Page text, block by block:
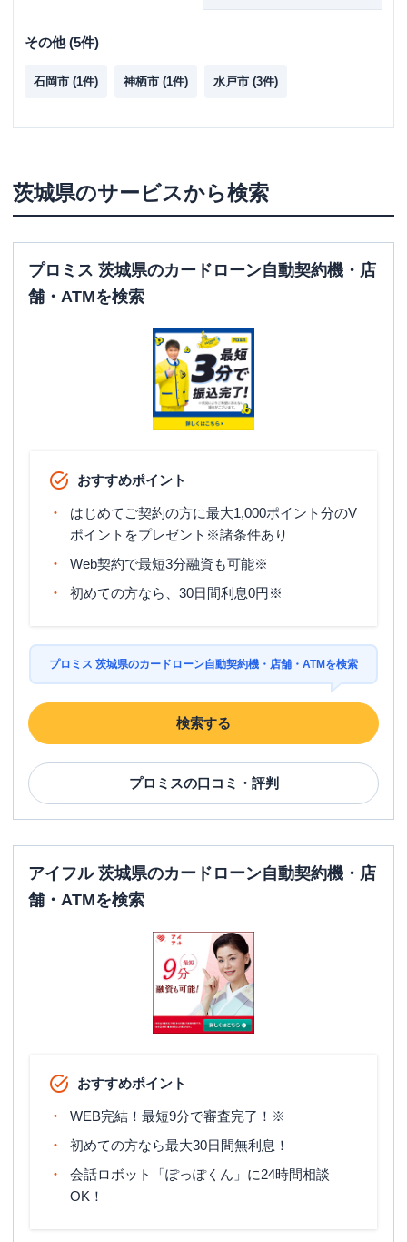
その他(5件)
石岡市 (1件) 神栖市 (1件) 水戸市 (3件)
茨城県のサービスから検索
プロミス 茨城県のカードローン自動契約機・店
舗・ATMを検索
おすすめポイント
はじめてご契約の方に最大1,000ポイント分のV
ポイントをプレゼント※諸条件あり
Web契約で最短3分融資も可能※
初めての方なら、30日間利息0円※
プロミス 茨城県のカードローン自動契約機・店舗・ATMを検索
検索する
プロミスの口コミ・評判
アイフル 茨城県のカードローン自動契約機・店
舗・ATMを検索
おすすめポイント
WEB完結！最短9分で審査完了！※
初めての方なら最大30日間無利息！
会話ロボット「ぽっぽくん」に24時間相談
OK！